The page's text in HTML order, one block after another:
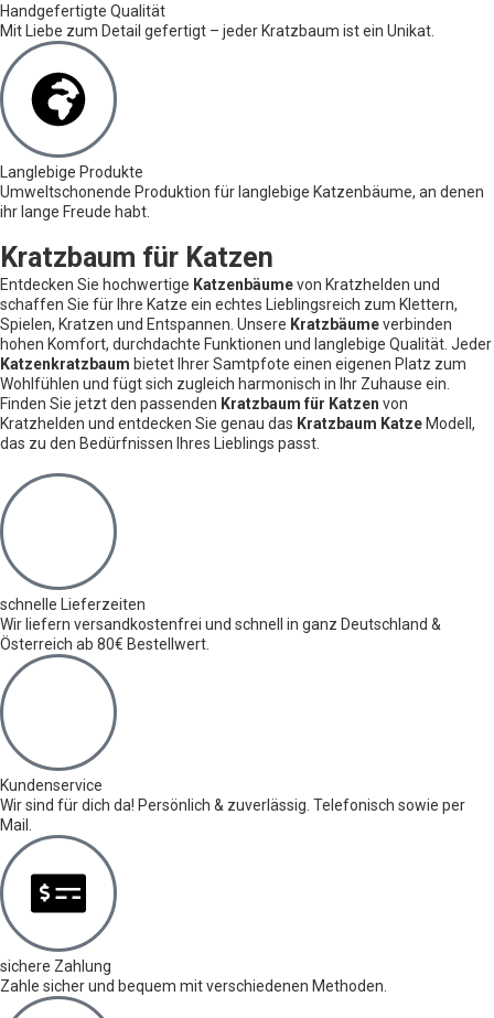
Handgefertigte Qualität
Mit Liebe zum Detail gefertigt – jeder Kratzbaum ist ein Unikat.
Langlebige Produkte
Umweltschonende Produktion für langlebige Katzenbäume, an denen
ihr lange Freude habt.
Kratzbaum für Katzen
Entdecken Sie hochwertige Katzenbäumevon Kratzhelden und
schaffen Sie für Ihre Katze ein echtes Lieblingsreich zum Klettern,
Spielen, Kratzen und Entspannen. Unsere Kratzbäumeverbinden
hohen Komfort, durchdachte Funktionen und langlebige Qualität. Jeder
Katzenkratzbaum bietet Ihrer Samtpfote einen eigenen Platz zum
Wohlfühlen und fügt sich zugleich harmonisch in Ihr Zuhause ein.
Finden Sie jetzt den passenden Kratzbaum für Katzen von
Kratzhelden und entdecken Sie genau das Kratzbaum KatzeModell,
das zu den Bedürfnissen Ihres Lieblings passt.
schnelle Lieferzeiten
Wir liefern versandkostenfrei und schnell in ganz Deutschland &
Österreich ab 80€ Bestellwert.
Kundenservice
Wir sind für dich da! Persönlich & zuverlässig. Telefonisch sowie per
Mail.
sichere Zahlung
Zahle sicher und bequem mit verschiedenen Methoden.